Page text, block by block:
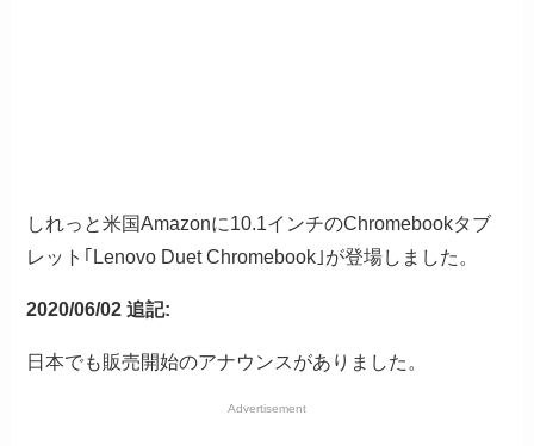
しれっと米国Amazonに10.1インチのChromebookタブ
レット｢Lenovo Duet Chromebook｣が登場しました。
2020/06/02 追記:
日本でも販売開始のアナウンスがありました。
Advertisement